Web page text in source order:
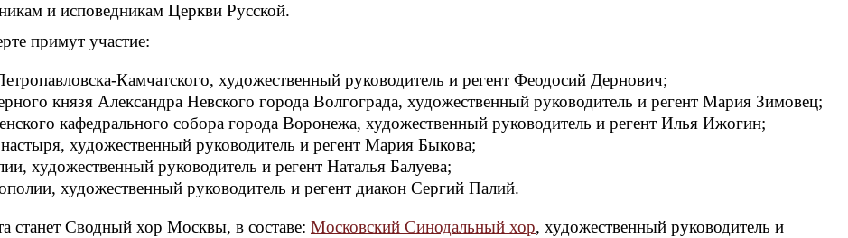
и исповедникам Церкви Русской.
примут участие:
Камчатского, художественный руководитель и регент Феодосий Дернович;
князя Александра Невского города Волгограда, художественный руководитель и регент Мария Зимовец;
кафедрального собора города Воронежа, художественный руководитель и регент Илья Ижогин;
художественный руководитель и регент Мария Быкова;
художественный руководитель и регент Наталья Балуева;
художественный руководитель и регент диакон Сергий Палий.
станет Сводный хор Москвы, в составе: Московский Синодальный хор, художественный руководитель и